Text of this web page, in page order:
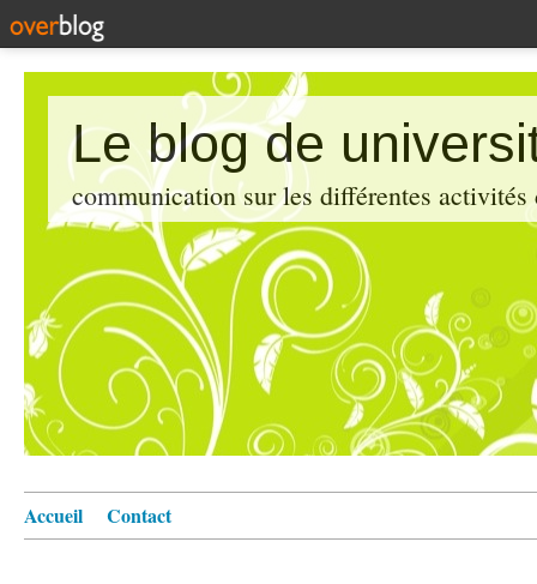
Le blog de
communication sur les différentes
Accueil Contact